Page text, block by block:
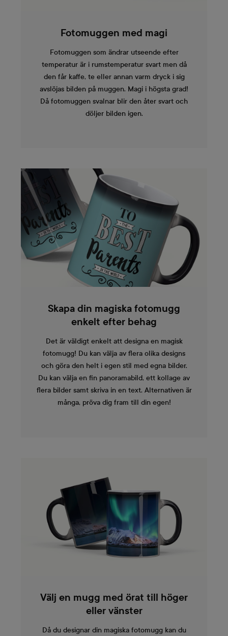
Fotomuggen med magi
Fotomuggen som ändrar utseende efter
temperatur är i rumstemperatur svart men då
den får kaffe, te eller annan varm dryck i sig
avslöjas bilden på muggen. Magi i högsta grad!
Då fotomuggen svalnar blir den åter svart och
döljer bilden igen.
Skapa din magiska fotomugg
enkelt efter behag
Det är väldigt enkelt att designa en magisk
fotomugg! Du kan välja av flera olika designs
och göra den helt i egen stil med egna bilder.
Du kan välja en fin panoramabild, ett kollage av
flera bilder samt skriva in en text. Alternativen är
många, pröva dig fram till din egen!
Välj en mugg med örat till höger
eller vänster
Då du designar din magiska fotomugg kan du